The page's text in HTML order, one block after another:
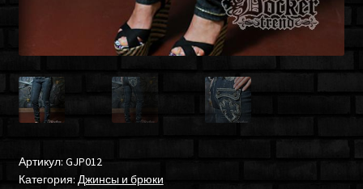
Артикул: GJP012
Категория: Джинсы и брюки